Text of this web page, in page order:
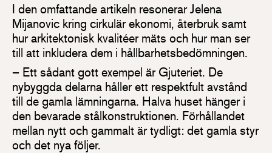
I den omfattande artikeln resonerar Jelena
Mijanovic kring cirkulär ekonomi, återbruk samt
hur arkitektonisk kvalitéer mäts och hur man ser
till att inkludera dem i hållbarhetsbedömningen.
– Ett sådant gott exempel är Gjuteriet. De
nybyggda delarna håller ett respektfult avstånd
till de gamla lämningarna. Halva huset hänger i
den bevarade stålkonstruktionen. Förhållandet
mellan nytt och gammalt är tydligt: det gamla styr
och det nya följer.